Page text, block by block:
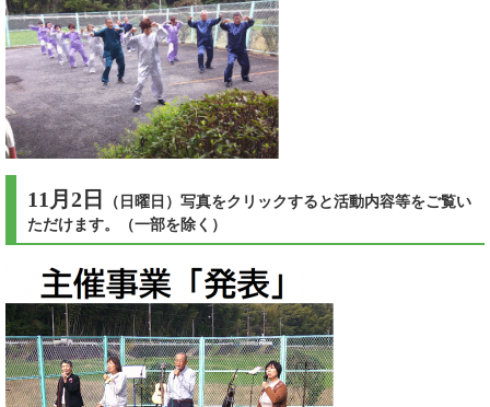
11月2日
（日曜日）写真をクリックすると活動内容等をご覧い
ただけます。（一部を除く）​​